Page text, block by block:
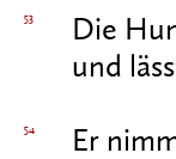
53
Die
und
54
Er